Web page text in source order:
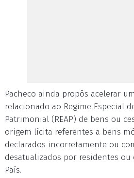
Pacheco ainda propôs acelerar
relacionado ao Regime Especial
Patrimonial (REAP) de bens ou
origem lícita referentes a bens
declarados incorretamente ou
desatualizados por residentes
País.